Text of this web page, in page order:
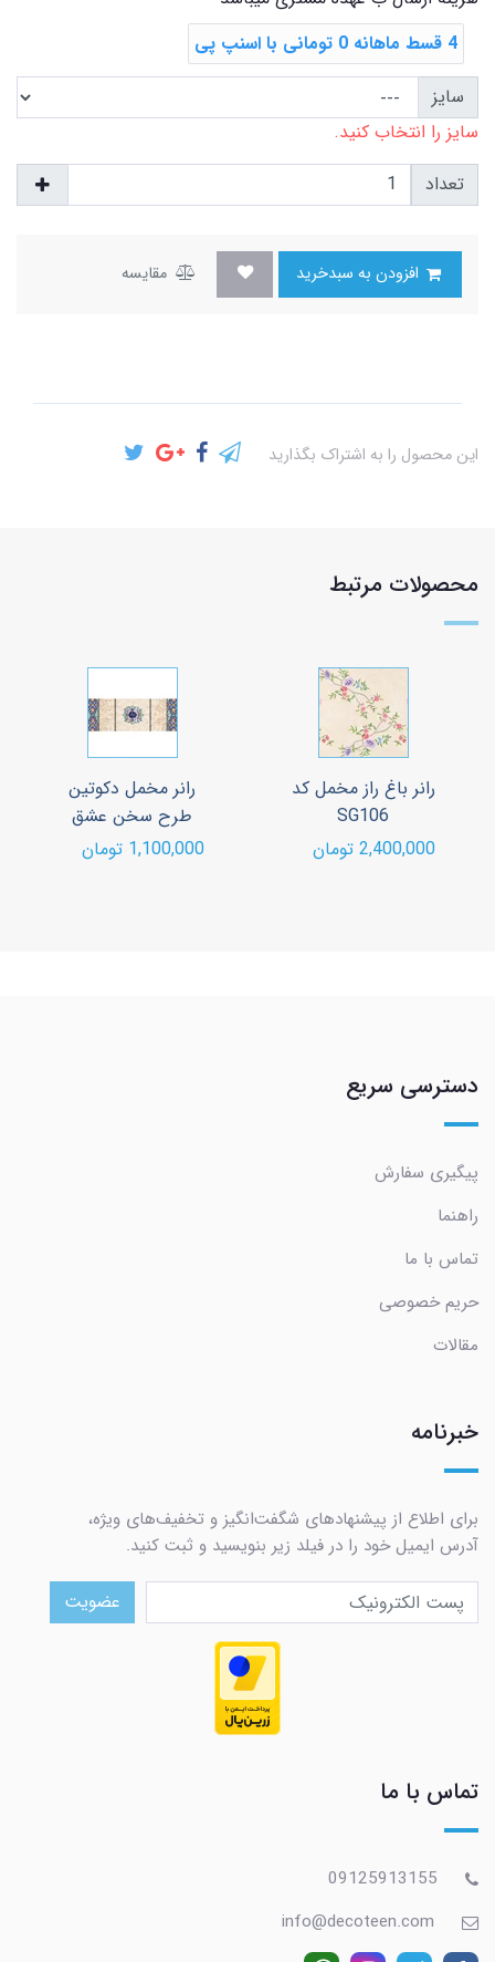
4 قسط ماهانه 0 تومانی با اسنپ ‌پی
سایز
سایز را انتخاب کنید.
تعداد
مقایسه
این محصول را به اشتراک بگذارید
محصولات مرتبط
رانر باغ راز مخمل کد
SG106
2,400,000 تومان
رانر مخمل دکوتین
طرح سخن عشق
1,100,000 تومان
دسترسی سریع
پیگیری سفارش
راهنما
تماس با ما
حریم خصوصی
مقالات
خبرنامه
برای اطلاع از پیشنهادهای شگفت‌انگیز و تخفیف‌های ویژه،
آدرس ایمیل خود را در فیلد زیر بنویسید و ثبت کنید.
عضویت
تماس با ما